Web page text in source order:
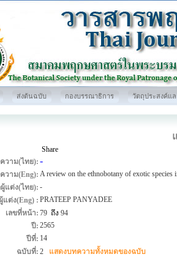
ส่งต้นฉบับ กองบรรณาธิการ วัตถุประสงค์แ
Share
วาม(ไทย): -
วาม(Eng): A review on the ethnobotany of exotic
แต่ง(ไทย): -
แต่ง(Eng) : PRATEEP PANYADEE
เลขที่หน้า: 79ถึง 94
ปี: 2565
ปีที่: 14
ฉบับที่: 2 แสดงบทความทั้งหมดของฉบับ